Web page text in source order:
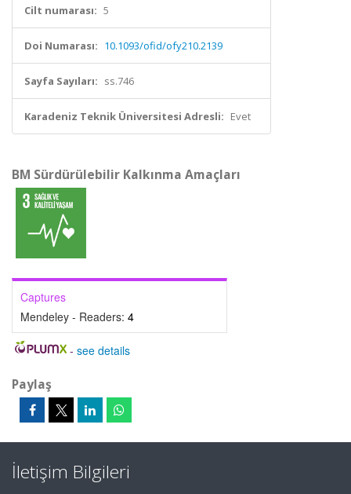
Cilt numarası: 5
Doi Numarası: 10.1093/ofid/ofy210.2139
Sayfa Sayıları: ss.746
Karadeniz Teknik Üniversitesi Adresli: Evet
BM Sürdürülebilir Kalkınma Amaçları
Captures
Mendeley - Readers: 4
- see details
Paylaş
İletişim Bilgileri